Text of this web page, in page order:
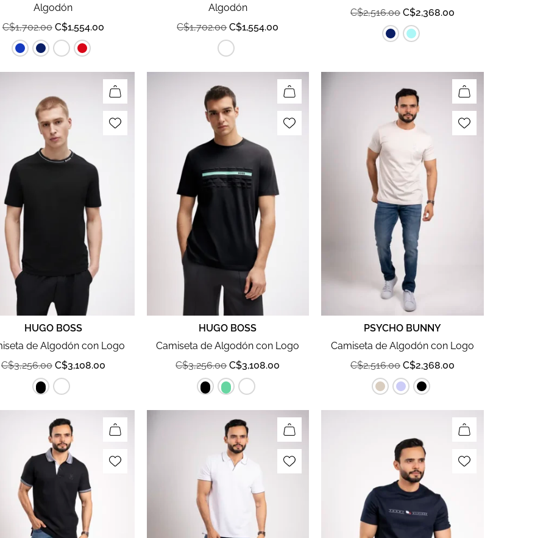
Algodón
C$1,702.00 C$1,554.00
Algodón
C$1,702.00 C$1,554.00
C$2,516.00 C$2,368.00
HUGO BOSS
de Algodón con Logo
C$3,256.00 C$3,108.00
HUGO BOSS
Camiseta de Algodón con Logo
C$3,256.00 C$3,108.00
PSYCHO BUNNY
Camiseta de Algodón con Logo
C$2,516.00 C$2,368.00